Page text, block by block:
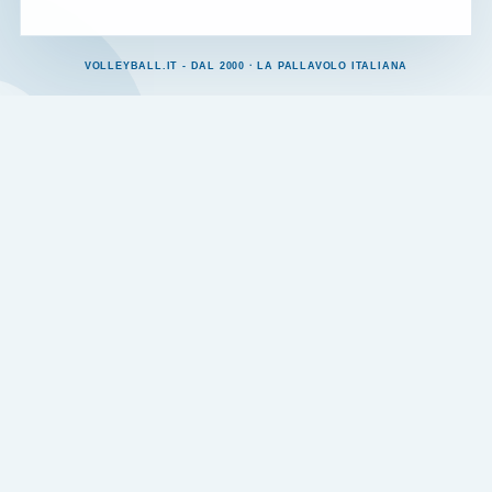
VOLLEYBALL.IT - DAL 2000 · LA PALLAVOLO ITALIANA